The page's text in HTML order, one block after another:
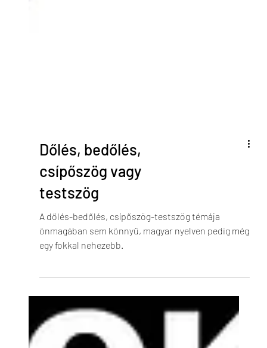
Dőlés, bedőlés,
csípőszög vagy
testszög
A dőlés-bedőlés, csípőszög-testszög témája
önmagában sem könnyű, magyar nyelven pedig még
egy fokkal nehezebb.